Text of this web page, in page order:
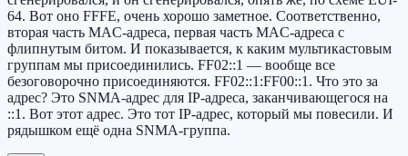
64. Вот оно FFFE, очень хорошо заметное. Соответственно,
вторая часть MAC-адреса, первая часть MAC-адреса с
флипнутым битом. И показывается, к каким мультикастовым
группам мы присоединились. FF02::1 — вообще все
безоговорочно присоединяются. FF02::1:FF00::1. Что это за
адрес? Это SNMA-адрес для IP-адреса, заканчивающегося на
::1. Вот этот адрес. Это тот IP-адрес, который мы повесили. И
рядышком ещё одна SNMA-группа.